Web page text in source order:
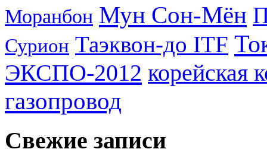
Моранбон Мун Сон-Мён
Сурион Таэквон-до ITF
ЭКСПО-2012 корейская
газопровод
Свежие записи